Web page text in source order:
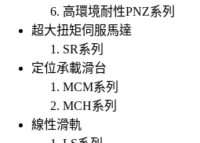
高環境耐性PNZ系列
超大扭矩伺服馬達
SR系列
定位承載滑台
MCM系列
MCH系列
線性滑軌